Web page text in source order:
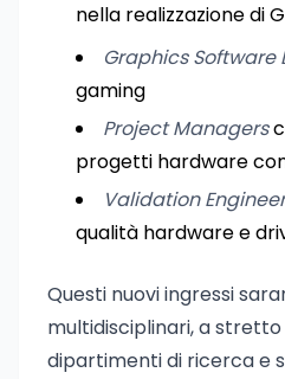
nella realizzazione di
Graphics Software
gaming
Project Managers
progetti hardware
Validation
qualità hardware e
Questi nuovi ingressi
multidisciplinari, a
dipartimenti di ricerca e